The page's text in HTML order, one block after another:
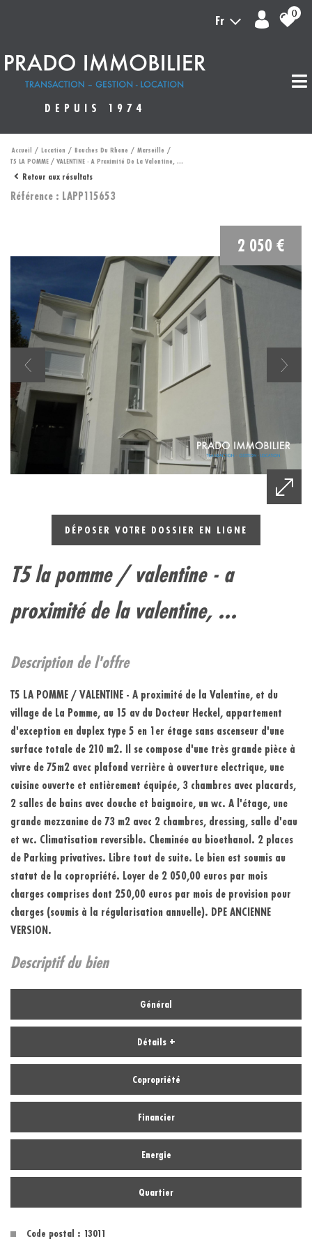
Fr 0
DEPUIS 1974
Accueil Location Bouches Du Rhone
Marseille
T5 LA POMME / VALENTINE - A Proximité De La Valentine, ...
Retour aux résultats
Référence : LAPP115653
2 050 €
DÉPOSER VOTRE DOSSIER EN LIGNE
t5 la pomme / valentine - a
proximité de la valentine, ...
description de l'offre
T5 LA POMME / VALENTINE - A proximité de la Valentine, et du
village de La Pomme, au 15 av du Docteur Heckel, appartement
d'exception en duplex type 5 en 1er étage sans ascenseur d'une
surface totale de 210 m2. Il se compose d'une très grande pièce à
vivre de 75m2 avec plafond verrière à ouverture electrique, une
cuisine ouverte et entièrement équipée, 3 chambres avec placards,
2 salles de bains avec douche et baignoire, un wc. A l'étage, une
grande mezzanine de 73 m2 avec 2 chambres, dressing, salle d'eau
et wc. Climatisation reversible. Cheminée au bioethanol. 2 places
de Parking privatives. Libre tout de suite. Le bien est soumis au
statut de la copropriété. Loyer de 2 050,00 euros par mois
charges comprises dont 250,00 euros par mois de provision pour
charges (soumis à la régularisation annuelle). DPE ANCIENNE
VERSION.
descriptif du bien
Général
Détails +
Copropriété
Financier
Energie
Quartier
Code postal : 13011